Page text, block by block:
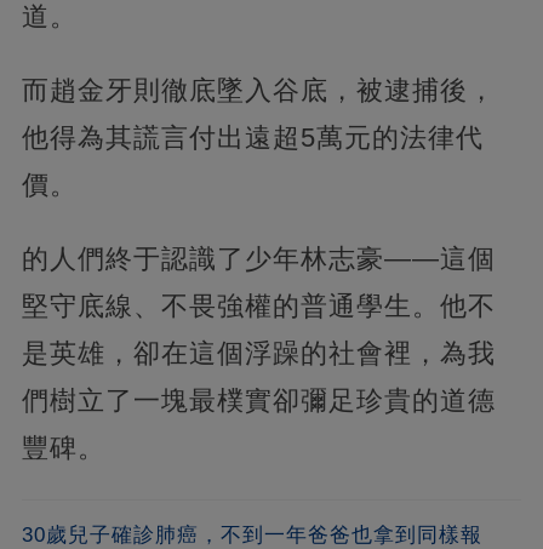
道。
而趙金牙則徹底墜入谷底，被逮捕後，
他得為其謊言付出遠超5萬元的法律代
價。
的人們終于認識了少年林志豪——這個
堅守底線、不畏強權的普通學生。他不
是英雄，卻在這個浮躁的社會裡，為我
們樹立了一塊最樸實卻彌足珍貴的道德
豐碑。
30歲兒子確診肺癌，不到一年爸爸也拿到同樣報